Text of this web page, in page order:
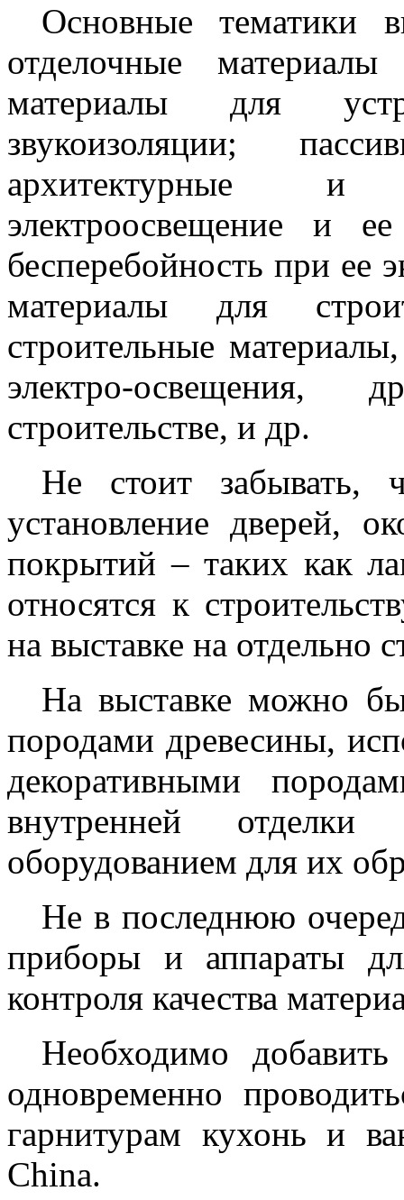
Основные тематики
отделочные
материалы для
звукоизоляции;
архитектурные и
электроосвещение и
бесперебойность при ее
материалы для
строительные
электро-освещения,
строительстве, и др.
Не стоит
установление дверей,
покрытий – таких как
относятся к
на выставке на отдельно
На выставке можно
породами древесины,
декоративными
внутренней
оборудованием для их
Не в последнюю
приборы и аппараты
контроля качества
Необходимо
одновременно
гарнитурам кухонь и
China.